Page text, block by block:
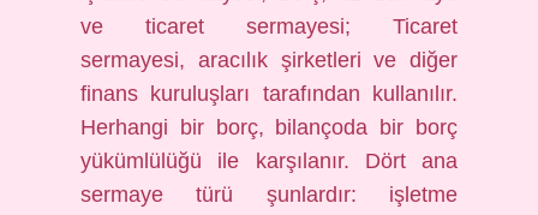
ve ticaret sermayesi; Ticaret
sermayesi, aracılık şirketleri ve diğer
finans kuruluşları tarafından kullanılır.
Herhangi bir borç, bilançoda bir borç
yükümlülüğü ile karşılanır. Dört ana
sermaye türü şunlardır: işletme